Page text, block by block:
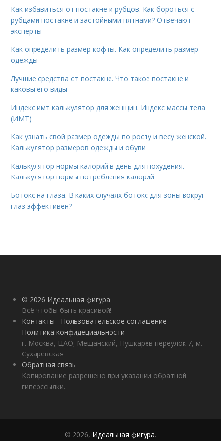
Как избавиться от постакне и рубцов. Как бороться с
рубцами постакне и застойными пятнами? Отвечают
эксперты
Как определить размер кофты. Как определить размер
одежды
Лучшие средства от постакне. Что такое постакне и
каковы его виды
Индекс имт калькулятор для женщин. Индекс массы тела
(ИМТ)
Как узнать свой размер одежды по росту и весу женской.
Калькулятор размеров одежды и обуви
Калькулятор нормы калорий в день для похудения.
Калькулятор нормы потребления калорий
Ботокс на глаза. В каких случаях ботокс для зоны вокруг
глаз эффективен?
© 2026 Идеальная фигура
Всё чтобы быть красивой!
Контакты
Пользовательское соглашение
Политика конфидециальности
г. Москва, ЦАО, Мещанский, Пушкарев переулок 7, м.
Сухаревская
Обратная связь
Копирование разрешено при указании обратной
гиперссылки.
© 2026, Идеальная фигура.